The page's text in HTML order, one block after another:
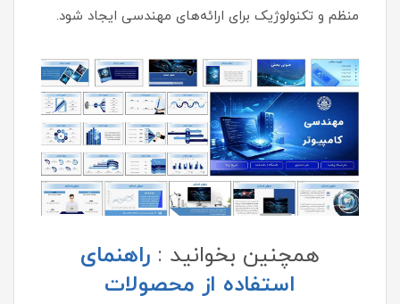
منظم و تکنولوژیک برای ارائه‌های مهندسی ایجاد شود.
همچنین بخوانید : راهنمای
استفاده از محصولات